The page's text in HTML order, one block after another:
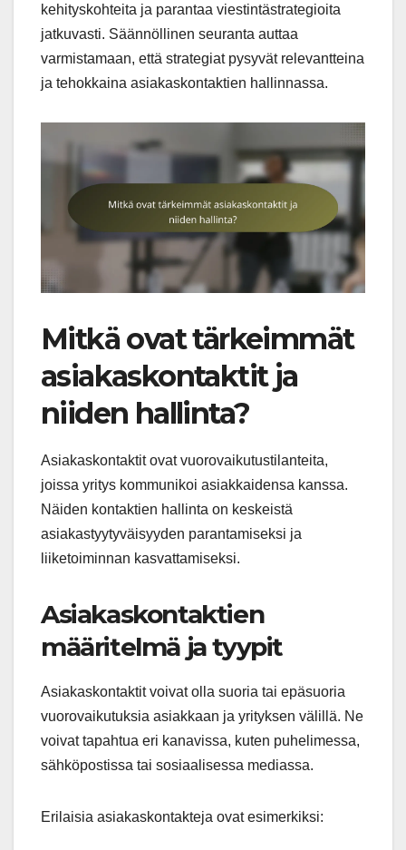
kehityskohteita ja parantaa viestintästrategioita
jatkuvasti. Säännöllinen seuranta auttaa
varmistamaan, että strategiat pysyvät relevantteina
ja tehokkaina asiakaskontaktien hallinnassa.
Mitkä ovat tärkeimmät
asiakaskontaktit ja
niiden hallinta?
Asiakaskontaktit ovat vuorovaikutustilanteita,
joissa yritys kommunikoi asiakkaidensa kanssa.
Näiden kontaktien hallinta on keskeistä
asiakastyytyväisyyden parantamiseksi ja
liiketoiminnan kasvattamiseksi.
Asiakaskontaktien
määritelmä ja tyypit
Asiakaskontaktit voivat olla suoria tai epäsuoria
vuorovaikutuksia asiakkaan ja yrityksen välillä. Ne
voivat tapahtua eri kanavissa, kuten puhelimessa,
sähköpostissa tai sosiaalisessa mediassa.
Erilaisia asiakaskontakteja ovat esimerkiksi: